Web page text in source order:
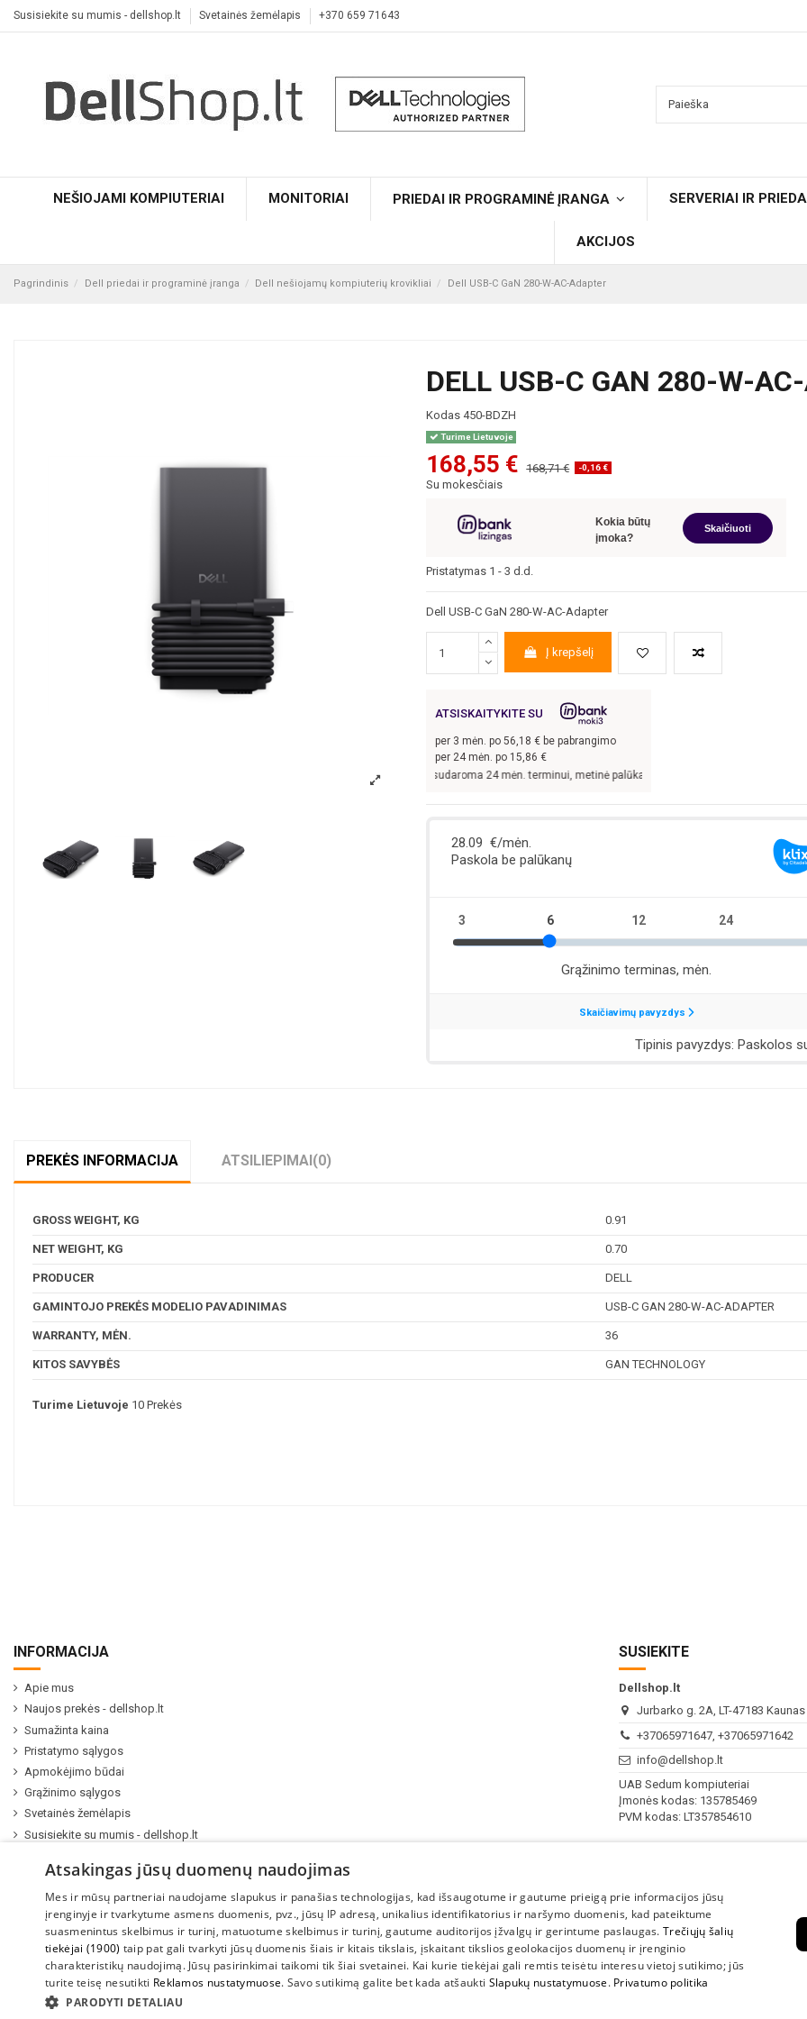
Susisiekite su mumis - dellshop.lt Svetainės žemėlapis +370 659 71643
NEŠIOJAMI KOMPIUTERIAI MONITORIAI PRIEDAI IR PROGRAMINĖ ĮRANGA SERVERIAI IR PRIEDAI
AKCIJOS
Pagrindinis Dell priedai ir programinė įranga Dell nešiojamų kompiuterių krovikliai Dell USB-C GaN 280-W-AC-Adapter
DELL USB-C GAN 280-W-
Kodas 450-BDZH
Turime Lietuvoje
168,55 € 168,71 € -0,16 €
Su mokesčiais
Kokia būtų
įmoka?
Skaičiuoti
Pristatymas 1 - 3 d.d.
Dell USB-C GaN 280-W-AC-Adapter
Į krepšelį
ATSISKAITYKITE SU
per 3 mėn. po 56,18 € be pabrangimo
per 24 mėn. po 15,86 €
€, kai sutartis sudaroma 24 mėn. terminui, metinė palūkanų norma –
PREKĖS INFORMACIJA ATSILIEPIMAI(0)
GROSS WEIGHT, KG 0.91
NET WEIGHT, KG 0.70
PRODUCER DELL
GAMINTOJO PREKĖS MODELIO PAVADINIMAS USB-C GAN 280-W-AC-ADAPTER
WARRANTY, MĖN. 36
KITOS SAVYBĖS GAN TECHNOLOGY
Turime Lietuvoje 10 Prekės
INFORMACIJA
Apie mus
Naujos prekės - dellshop.lt
Sumažinta kaina
Pristatymo sąlygos
Apmokėjimo būdai
Grąžinimo sąlygos
Svetainės žemėlapis
Susisiekite su mumis - dellshop.lt
SUSIEKITE
Dellshop.lt
Jurbarko g. 2A, LT-47183
+37065971647, +37065971642
info@dellshop.lt
UAB Sedum kompiuteriai
Įmonės kodas: 135785469
PVM kodas: LT357854610
VI-VIINedirbame
2022 UAB "Sedum kompiuteriai" |
Atsakingas jūsų duomenų naudojimas
Mes ir mūsų partneriai naudojame slapukus ir panašias technologijas, kad išsaugotume ir gautume prieigą prie informacijos jūsų
įrenginyje ir tvarkytume asmens duomenis, pvz., jūsų IP adresą, unikalius identifikatorius ir naršymo duomenis, kad pateiktume
suasmenintus skelbimus ir turinį, matuotume skelbimus ir turinį, gautume auditorijos įžvalgų ir gerintume paslaugas.Trečiųjų šalių
tiekėjai (1900) taip pat gali tvarkyti jūsų duomenis šiais ir kitais tikslais, įskaitant tikslios geolokacijos duomenų ir įrenginio
charakteristikų naudojimą. Jūsų pasirinkimai taikomi tik šiai svetainei. Kai kurie tiekėjai gali remtis teisėtu interesu vietoj sutikimo; jūs
turite teisę nesutikti Reklamos nustatymuose. Savo sutikimą galite bet kada atšaukti Slapukų nustatymuose. Privatumo politika
PARODYTI DETALIAU